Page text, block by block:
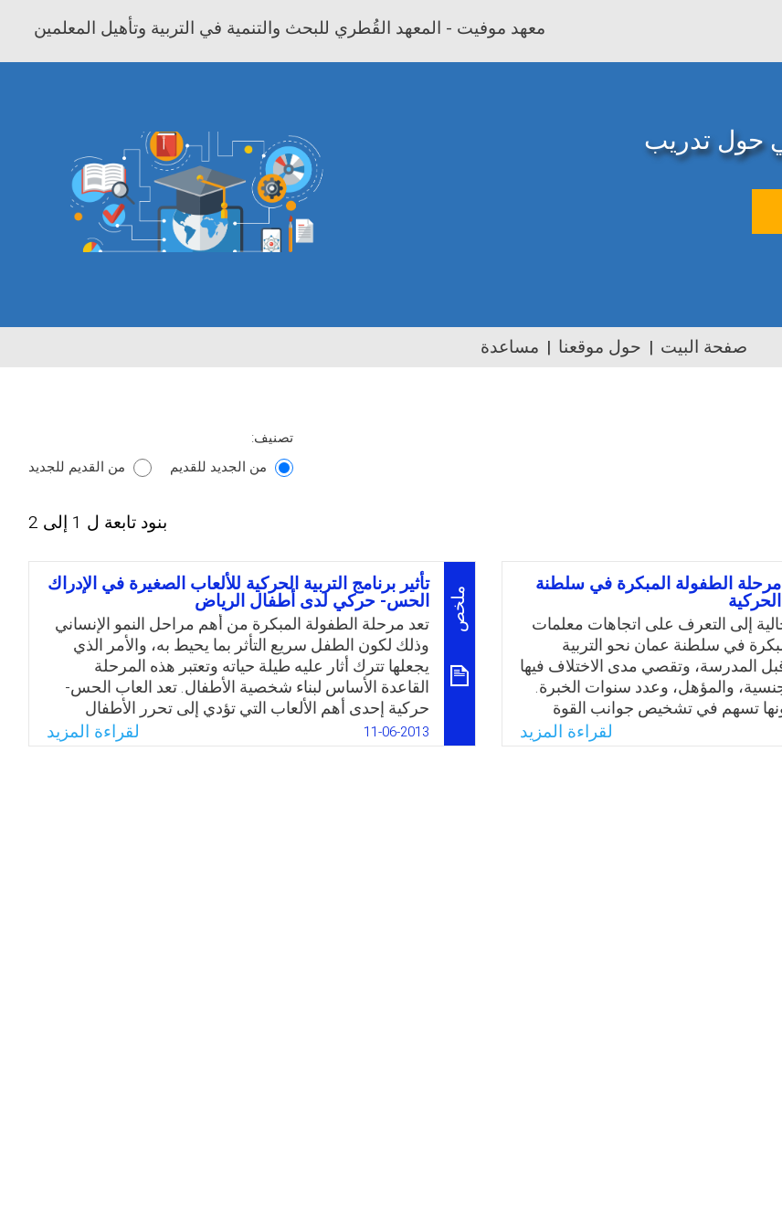
معهد موفيت - المعهد القُطري للبحث والتنمية في التربية وتأهيل المعلمين
حول تدريب
صفحة البيت حول موقعنا مساعدة
تصنيف:
من الجديد للقديم
من القديم للجديد
بنود تابعة ل 1 إلى 2
الطفولة المبكرة في سلطنة
إلى التعرف على اتجاهات معلمات
في سلطنة عمان نحو التربية
المدرسة، وتقصي مدى الاختلاف فيها
والمؤهل، وعدد سنوات الخبرة.
تسهم في تشخيص جوانب القوة
المعلمات، الأمر الذي يمثل مرتكزًا
الطفل في السلطنة. ومما يزيد من
لقراءة المزيد
ملخص
تأثير برنامج التربية الحركية للألعاب الصغيرة في الإدراك
الحس- حركي لدى أطفال الرياض
تعد مرحلة الطفولة المبكرة من أهم مراحل النمو الإنساني
وذلك لكون الطفل سريع التأثر بما يحيط به، والأمر الذي
يجعلها تترك أثار عليه طيلة حياته وتعتبر هذه المرحلة
القاعدة الأساس لبناء شخصية الأطفال. تعد العاب الحس-
حركية إحدى أهم الألعاب التي تؤدي إلى تحرر الأطفال
ودفعهم إلى التلقائية وحرية الحركة والاستكشاف والتفكير
لتحقيق أكبر قدر من الإبداع وان الأطفال من خلال اللعب
11-06-2013 لقراءة المزيد